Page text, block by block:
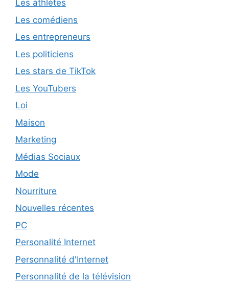
Les athlètes
Les comédiens
Les entrepreneurs
Les politiciens
Les stars de TikTok
Les YouTubers
Loi
Maison
Marketing
Médias Sociaux
Mode
Nourriture
Nouvelles récentes
PC
Personalité Internet
Personnalité d'Internet
Personnalité de la télévision